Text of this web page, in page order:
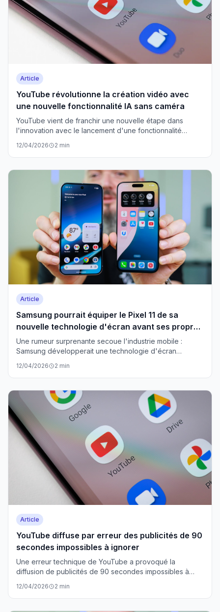
Article
YouTube révolutionne la création vidéo avec
une nouvelle fonctionnalité IA sans caméra
YouTube vient de franchir une nouvelle étape dans
l'innovation avec le lancement d'une fonctionnalité
des vidéos sans avoir besoin de se filmer. Cette
technologie révolutionnaire de Google pourrait
transformer radicalement la façon dont les créateurs
produisent leur contenu.
12/04/2026 2 min
Article
Samsung pourrait équiper le Pixel 11 de sa
nouvelle technologie d'écran avant ses propres
Galaxy
Une rumeur surprenante secoue l'industrie mobile :
Samsung développerait une technologie d'écran
smartphones de ses concurrents. Le Pixel 11 de Google et
l'iPhone 18 Pro d'Apple seraient les premiers
bénéficiaires.
12/04/2026 2 min
Article
YouTube diffuse par erreur des publicités de 90
secondes impossibles à ignorer
Une erreur technique de YouTube a provoqué la
diffusion de publicités de 90 secondes impossibles à
des mesures correctives pour éviter que cela ne se
reproduise.
12/04/2026 2 min